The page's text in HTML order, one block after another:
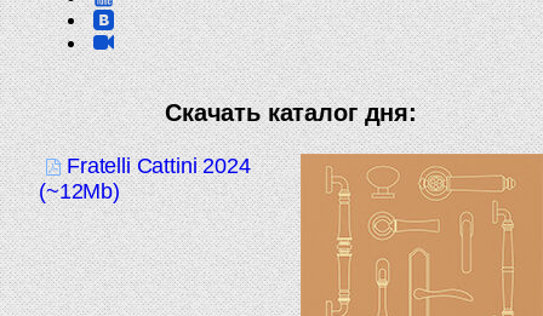
Скачать каталог дня:
Fratelli Cattini 2024
(~12Mb)